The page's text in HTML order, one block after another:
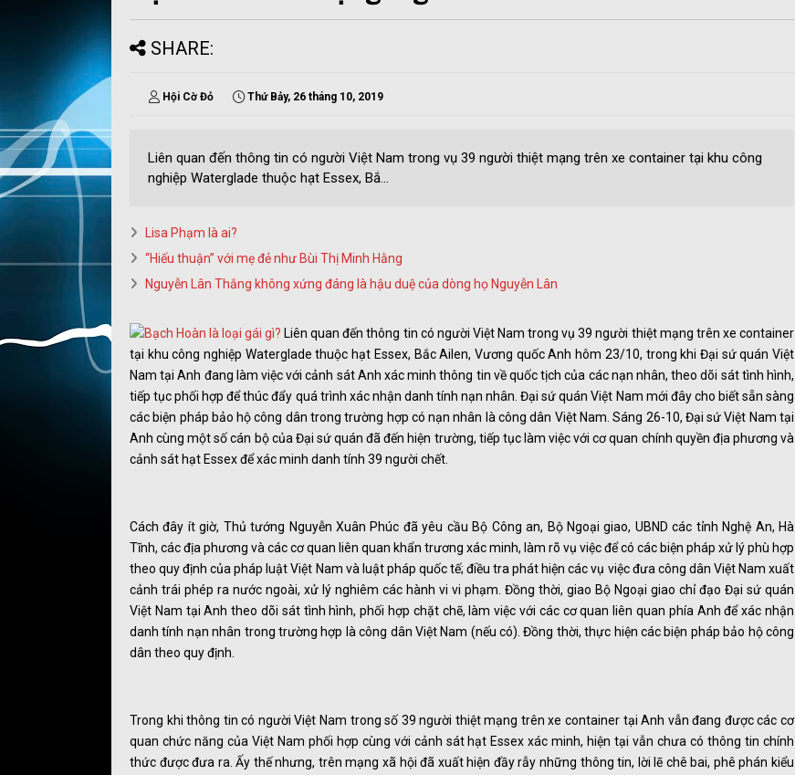
SHARE:
Hội Cờ Đỏ Thứ Bảy, 26 tháng 10, 2019
Liên quan đến thông tin có người Việt Nam trong vụ 39 người thiệt mạng trên xe container tại khu công
nghiệp Waterglade thuộc hạt Essex, Bắ...
Lisa Phạm là ai?
“Hiếu thuận” với mẹ đẻ như Bùi Thị Minh Hằng
Nguyễn Lân Thắng không xứng đáng là hậu duệ của dòng họ Nguyễn Lân
Liên quan đến thông tin có người Việt Nam trong vụ 39 người thiệt mạng trên xe container
tại khu công nghiệp Waterglade thuộc hạt Essex, Bắc Ailen, Vương quốc Anh hôm 23/10, trong khi Đại sứ quán Việt
Nam tại Anh đang làm việc với cảnh sát Anh xác minh thông tin về quốc tịch của các nạn nhân, theo dõi sát tình hình,
tiếp tục phối hợp để thúc đẩy quá trình xác nhận danh tính nạn nhân. Đại sứ quán Việt Nam mới đây cho biết sẵn sàng
các biện pháp bảo hộ công dân trong trường hợp có nạn nhân là công dân Việt Nam. Sáng 26-10, Đại sứ Việt Nam tại
Anh cùng một số cán bộ của Đại sứ quán đã đến hiện trường, tiếp tục làm việc với cơ quan chính quyền địa phương và
cảnh sát hạt Essex để xác minh danh tính 39 người chết.
Cách đây ít giờ, Thủ tướng Nguyễn Xuân Phúc đã yêu cầu Bộ Công an, Bộ Ngoại giao, UBND các tỉnh Nghệ An, Hà
Tĩnh, các địa phương và các cơ quan liên quan khẩn trương xác minh, làm rõ vụ việc để có các biện pháp xử lý phù hợp
theo quy định của pháp luật Việt Nam và luật pháp quốc tế; điều tra phát hiện các vụ việc đưa công dân Việt Nam xuất
cảnh trái phép ra nước ngoài, xử lý nghiêm các hành vi vi phạm. Đồng thời, giao Bộ Ngoại giao chỉ đạo Đại sứ quán
Việt Nam tại Anh theo dõi sát tình hình, phối hợp chặt chẽ, làm việc với các cơ quan liên quan phía Anh để xác nhận
danh tính nạn nhân trong trường hợp là công dân Việt Nam (nếu có). Đồng thời, thực hiện các biện pháp bảo hộ công
dân theo quy định.
Trong khi thông tin có người Việt Nam trong số 39 người thiệt mạng trên xe container tại Anh vẫn đang được các cơ
quan chức năng của Việt Nam phối hợp cùng với cảnh sát hạt Essex xác minh, hiện tại vẫn chưa có thông tin chính
thức được đưa ra. Ấy thế nhưng, trên mạng xã hội đã xuất hiện đầy rẫy những thông tin, lời lẽ chê bai, phê phán kiểu